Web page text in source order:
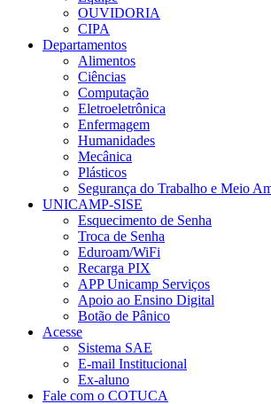
OUVIDORIA
CIPA
Departamentos
Alimentos
Ciências
Computação
Eletroeletrônica
Enfermagem
Humanidades
Mecânica
Plásticos
Segurança do Trabalho e Meio
UNICAMP-SISE
Esquecimento de Senha
Troca de Senha
Eduroam/WiFi
Recarga PIX
APP Unicamp Serviços
Apoio ao Ensino Digital
Botão de Pânico
Acesse
Sistema SAE
E-mail Institucional
Ex-aluno
Fale com o COTUCA